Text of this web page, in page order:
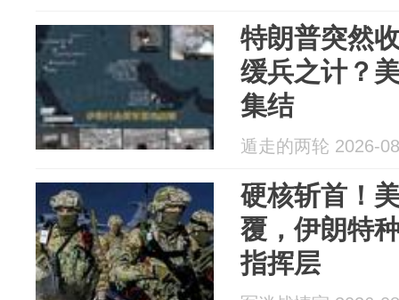
特朗普突然
缓兵之计？
集结
遁走的两轮 2026-
硬核斩首！
覆，伊朗特
指挥层